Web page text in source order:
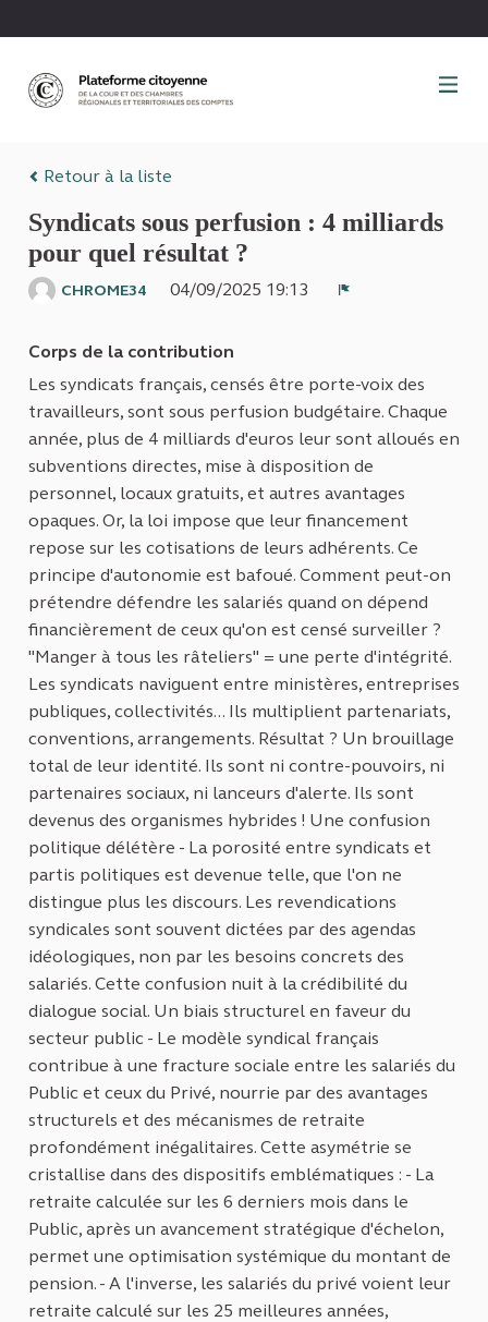
Retour à la liste
Syndicats sous perfusion : 4 milliards
pour quel résultat ?
CHROME34
04/09/2025 19:13
Corps de la contribution
Les syndicats français, censés être porte-voix des
travailleurs, sont sous perfusion budgétaire. Chaque
année, plus de 4 milliards d'euros leur sont alloués en
subventions directes, mise à disposition de
personnel, locaux gratuits, et autres avantages
opaques. Or, la loi impose que leur financement
repose sur les cotisations de leurs adhérents. Ce
principe d'autonomie est bafoué. Comment peut-on
prétendre défendre les salariés quand on dépend
financièrement de ceux qu'on est censé surveiller ?
"Manger à tous les râteliers" = une perte d'intégrité.
Les syndicats naviguent entre ministères, entreprises
publiques, collectivités... Ils multiplient partenariats,
conventions, arrangements. Résultat ? Un brouillage
total de leur identité. Ils sont ni contre-pouvoirs, ni
partenaires sociaux, ni lanceurs d'alerte. Ils sont
devenus des organismes hybrides ! Une confusion
politique délétère - La porosité entre syndicats et
partis politiques est devenue telle, que l'on ne
distingue plus les discours. Les revendications
syndicales sont souvent dictées par des agendas
idéologiques, non par les besoins concrets des
salariés. Cette confusion nuit à la crédibilité du
dialogue social. Un biais structurel en faveur du
secteur public - Le modèle syndical français
contribue à une fracture sociale entre les salariés du
Public et ceux du Privé, nourrie par des avantages
structurels et des mécanismes de retraite
profondément inégalitaires. Cette asymétrie se
cristallise dans des dispositifs emblématiques : - La
retraite calculée sur les 6 derniers mois dans le
Public, après un avancement stratégique d'échelon,
permet une optimisation systémique du montant de
pension. - A l'inverse, les salariés du privé voient leur
retraite calculé sur les 25 meilleures années,